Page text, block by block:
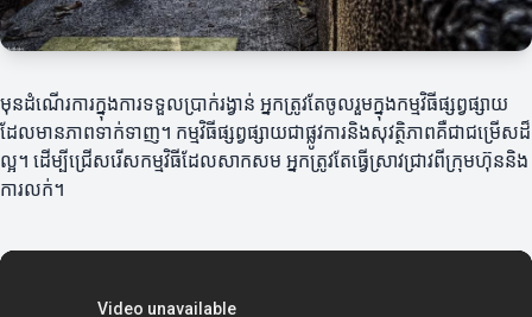
មុនដំណើរការក្នុងការទទួលប្រាក់រង្វាន់ អ្នកត្រូវតែចូលរួមក្នុងកម្មវិធីផ្សព្វផ្សាយ
ដែលមានភាពទាក់ទាញ។ កម្មវិធីផ្សព្វផ្សាយជាផ្លូវការនិងសុវត្ថិភាពគឺជាជម្រើសដ៏
ល្អ។ ដើម្បីជ្រើសរើសកម្មវិធីដែលសាកសម អ្នកត្រូវតែធ្វើស្រាវជ្រាវពីក្រុមហ៊ុននិង
ការលក់។